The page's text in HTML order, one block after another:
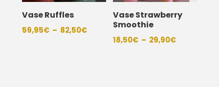
Vase Ruffles
59,95€ – 82,50€Plage
Vase Strawberry
Smoothie
18,50€ – 29,90€Plage